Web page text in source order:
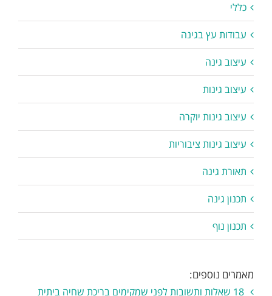
כללי
עבודות עץ בגינה
עיצוב גינה
עיצוב גינות
עיצוב גינות יוקרה
עיצוב גינות ציבוריות
תאורת גינה
תכנון גינה
תכנון נוף
מאמרים נוספים: